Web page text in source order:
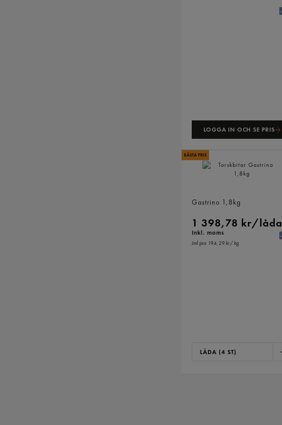
LOGGA IN OCH SE PRIS
Gastrino 1,8kg
1 398,78 kr/låda
Inkl. moms
Jmf.pris 194,29 kr/ kg
LÅDA (4 ST)